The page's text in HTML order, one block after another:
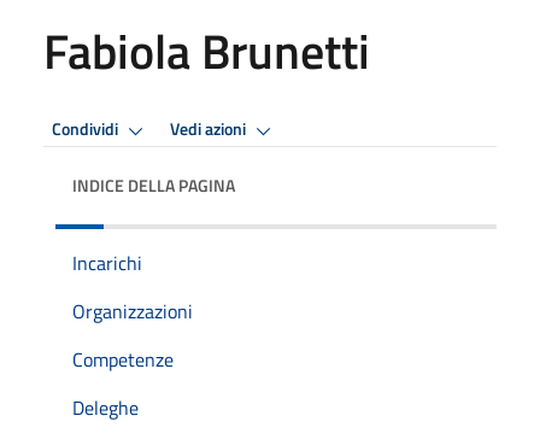
Fabiola Brunetti
Condividi Vedi azioni
INDICE DELLA PAGINA
Incarichi
Organizzazioni
Competenze
Deleghe